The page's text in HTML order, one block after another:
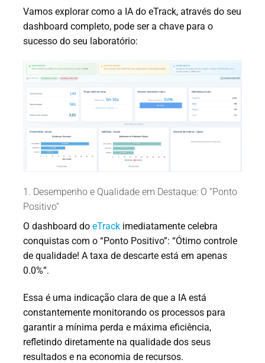
Vamos explorar como a IA do eTrack, através do seu
dashboard completo, pode ser a chave para o
sucesso do seu laboratório:
1. Desempenho e Qualidade em Destaque: O “Ponto
Positivo”
O dashboard do eTrack imediatamente celebra
conquistas com o “Ponto Positivo”: “Ótimo controle
de qualidade! A taxa de descarte está em apenas
0.0%”.
Essa é uma indicação clara de que a IA está
constantemente monitorando os processos para
garantir a mínima perda e máxima eficiência,
refletindo diretamente na qualidade dos seus
resultados e na economia de recursos.